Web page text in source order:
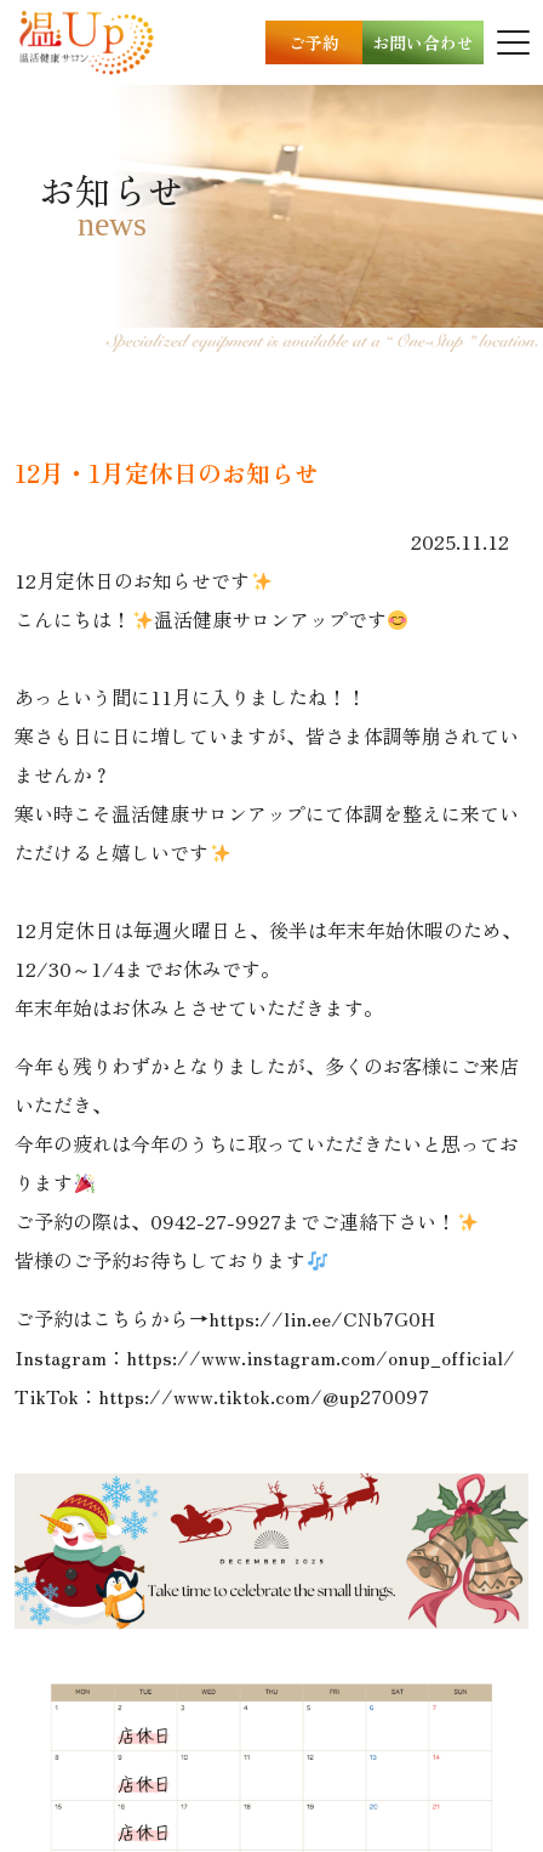
ご予約 お問い合わせ
お知らせ
news
12月・1月定休日のお知らせ
2025.11.12
12月定休日のお知らせです
こんにちは！
温活健康サロンアップです
あっという間に11月に入りましたね！！
寒さも日に日に増していますが、皆さま体調等崩されてい
ませんか？
寒い時こそ温活健康サロンアップにて体調を整えに来てい
ただけると嬉しいです
12月定休日は毎週火曜日と、後半は年末年始休暇のため、
12/30～1/4までお休みです。
年末年始はお休みとさせていただきます。
今年も残りわずかとなりましたが、多くのお客様にご来店
いただき、
今年の疲れは今年のうちに取っていただきたいと思ってお
ります
ご予約の際は、0942-27-9927までご連絡下さい！
皆様のご予約お待ちしております
ご予約はこちらから→https://lin.ee/CNb7G0H
Instagram： https://www.instagram.com/onup_official/
TikTok： https://www.tiktok.com/@up270097